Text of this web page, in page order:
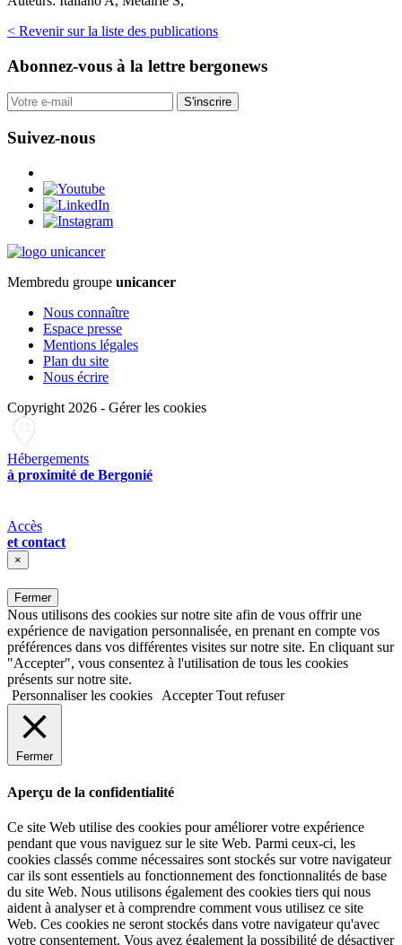
< Revenir sur la liste des publications
Abonnez-vous à la lettre bergonews
S'inscrire
Suivez-nous
Membredu groupe unicancer
Nous connaître
Espace presse
Mentions légales
Plan du site
Nous écrire
Copyright 2026 - Gérer les cookies
Hébergements
à proximité de Bergonié
Accès
et contact
×
Fermer
Nous utilisons des cookies sur notre site afin de vous offrir une
expérience de navigation personnalisée, en prenant en compte vos
préférences dans vos différentes visites sur notre site. En cliquant sur
"Accepter", vous consentez à l'utilisation de tous les cookies
présents sur notre site.
Personnaliser les cookies
Accepter Tout refuser
Fermer
Aperçu de la confidentialité
Ce site Web utilise des cookies pour améliorer votre expérience
pendant que vous naviguez sur le site Web. Parmi ceux-ci, les
cookies classés comme nécessaires sont stockés sur votre navigateur
car ils sont essentiels au fonctionnement des fonctionnalités de base
du site Web. Nous utilisons également des cookies tiers qui nous
aident à analyser et à comprendre comment vous utilisez ce site
Web. Ces cookies ne seront stockés dans votre navigateur qu'avec
votre consentement. Vous avez également la possibilité de désactiver